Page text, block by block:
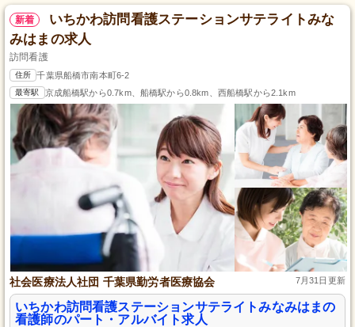
新着
いちかわ訪問看護ステーションサテライトみな
みはまの求人
訪問看護
住所 千葉県船橋市南本町6-2
最寄駅 京成船橋駅から0.7km、船橋駅から0.8km、西船橋駅から2.1km
社会医療法人社団 千葉県勤労者医療協会 7月31日更新
いちかわ訪問看護ステーションサテライトみなみはまの
看護師のパート・アルバイト求人